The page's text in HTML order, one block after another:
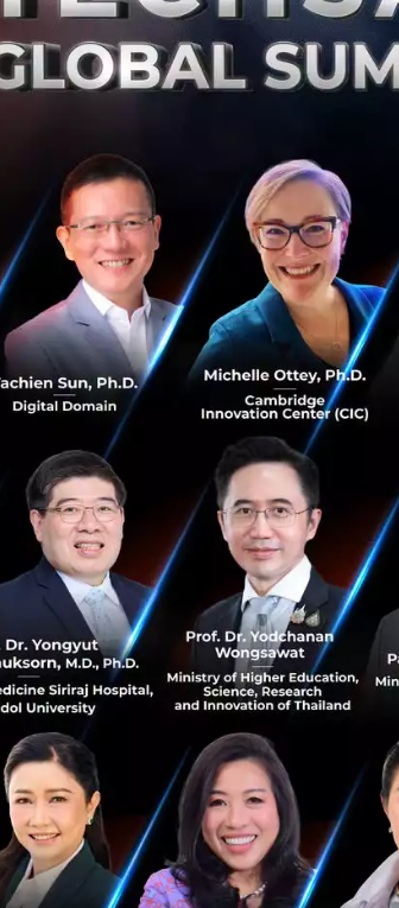
ตุลาคม 21, 2016|
0
Tech & Biz Israel
J.P. Morgan
อินโดนีเซียแล้ว
J.P. Morgan สถ
นับเป็นแห่งที่ 2 ขอ
ACCESS®
ตุลาคม 20, 2016
News FinTech
Tiger Woods
ธุรกิจในเครือข
Tiger Woods นัก
หลากหลายด้านขอ
เพิ่งมีข่าวประ...
ตุลาคม 20, 2016|